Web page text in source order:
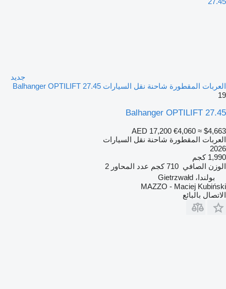
جديد
العربات المقطورة شاحنة نقل السيارات Balhanger OPTILIFT 27.45
19
Balhanger OPTILIFT 27.45
AED 17,200 €4,060 ≈ $4,663
العربات المقطورة شاحنة نقل السيارات
2026
1,990 كجم
الوزن الصافي 710 كجم عدد المحاور 2
بولندا، Gietrzwałd
MAZZO - Maciej Kubiński
الاتصال بالبائع